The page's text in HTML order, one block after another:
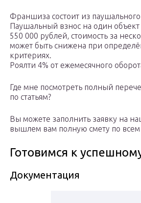
Франшиза состоит из
Паушальный взнос на один объект
550 000 рублей, стоимость за
может быть снижена при
критериях.
Роялти 4% от ежемесячного
Где мне посмотреть полный
по статьям?
Вы можете заполнить заявку на
вышлем вам полную смету по всем
Готовимся к
Документация